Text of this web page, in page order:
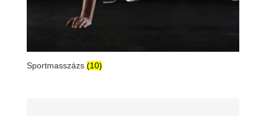
Sportmasszázs (10)